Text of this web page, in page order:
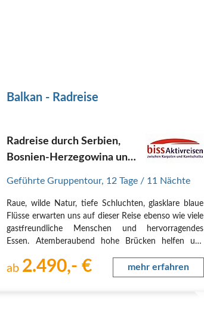
Balkan - Radreise
Radreise durch Serbien,
Bosnien-Herzegowina und
Geführte Gruppentour, 12 Tage / 11 Nächte
Raue, wilde Natur, tiefe Schluchten, glasklare blaue
Flüsse erwarten uns auf dieser Reise ebenso wie viele
gastfreundliche Menschen und hervorragendes
Essen. Atemberaubend hohe Brücken helfen uns
wieder öffnet und hohe, teils schneebedeckte Berge…
ab 2.490,- € mehr erfahren